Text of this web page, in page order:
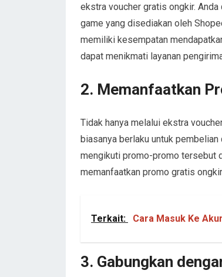
ekstra voucher gratis ongkir.
game yang disediakan oleh
memiliki kesempatan
dapat menikmati layanan
2. Memanfaatkan
Tidak hanya melalui ekstra
biasanya berlaku untuk
mengikuti promo-promo tersebut
memanfaatkan promo gratis
Terkait: Cara Masuk Ke
3. Gabungkan